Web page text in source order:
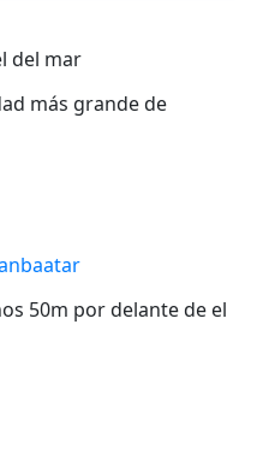
del mar
más grande de
50m por delante de el